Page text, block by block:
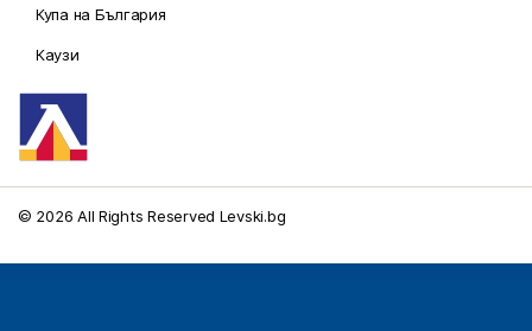
Купа на България
Каузи
© 2026 All Rights Reserved Levski.bg